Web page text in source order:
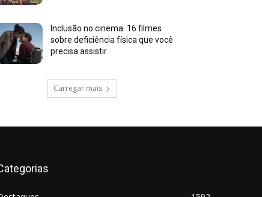
Inclusão no cinema: 16 filmes
sobre deficiência física que você
precisa assistir
Carregar mais